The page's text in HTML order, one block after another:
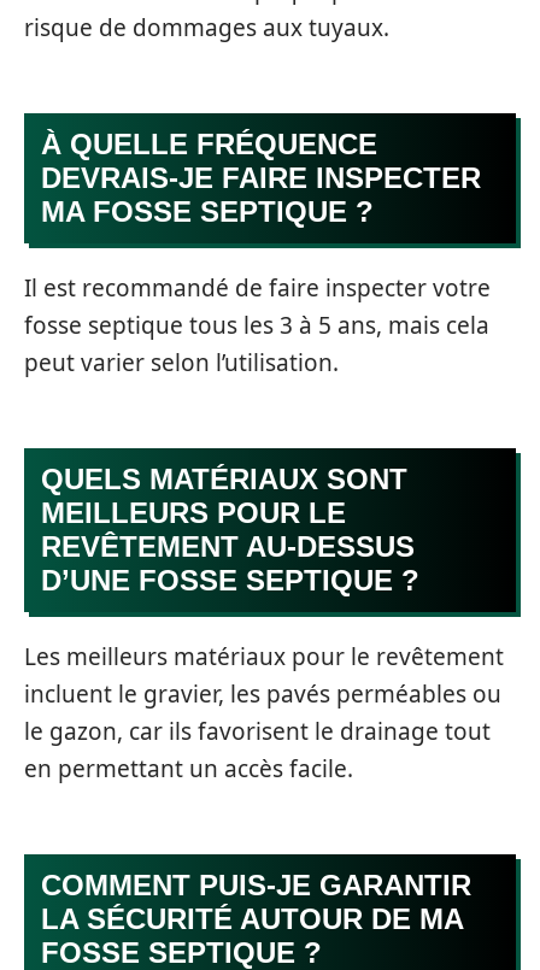
risque de dommages aux tuyaux.
À QUELLE FRÉQUENCE
DEVRAIS-JE FAIRE INSPECTER
MA FOSSE SEPTIQUE ?
Il est recommandé de faire inspecter votre
fosse septique tous les 3 à 5 ans, mais cela
peut varier selon l’utilisation.
QUELS MATÉRIAUX SONT
MEILLEURS POUR LE
REVÊTEMENT AU-DESSUS
D’UNE FOSSE SEPTIQUE ?
Les meilleurs matériaux pour le revêtement
incluent le gravier, les pavés perméables ou
le gazon, car ils favorisent le drainage tout
en permettant un accès facile.
COMMENT PUIS-JE GARANTIR
LA SÉCURITÉ AUTOUR DE MA
FOSSE SEPTIQUE ?